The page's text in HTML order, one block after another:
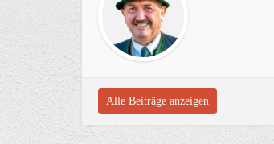
Alle Beiträge anzeigen